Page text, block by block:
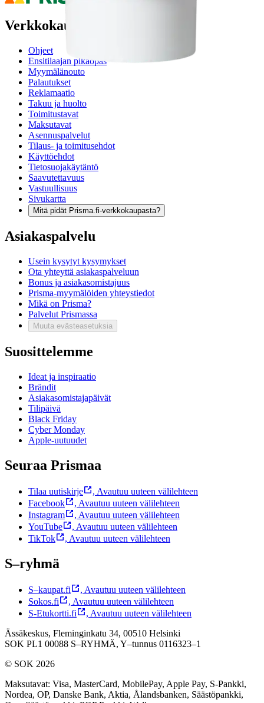
Verkkokauppa
Ohjeet
Ensitilaajan pikaopas
Myymälänouto
Palautukset
Reklamaatio
Takuu ja huolto
Toimitustavat
Maksutavat
Asennuspalvelut
Tilaus- ja toimitusehdot
Käyttöehdot
Tietosuojakäytäntö
Saavutettavuus
Vastuullisuus
Sivukartta
Mitä pidät Prisma.fi-verkkokaupasta?
Asiakaspalvelu
Usein kysytyt kysymykset
Ota yhteyttä asiakaspalveluun
Bonus ja asiakasomistajuus
Prisma-myymälöiden yhteystiedot
Mikä on Prisma?
Palvelut Prismassa
Muuta evästeasetuksia
Suosittelemme
Ideat ja inspiraatio
Brändit
Asiakasomistajapäivät
Tilipäivä
Black Friday
Cyber Monday
Apple-uutuudet
Seuraa Prismaa
Tilaa uutiskirje , Avautuu uuteen välilehteen
Facebook
, Avautuu uuteen välilehteen
Instagram
, Avautuu uuteen välilehteen
YouTube
, Avautuu uuteen välilehteen
TikTok
, Avautuu uuteen välilehteen
S–ryhmä
S–kaupat.fi , Avautuu uuteen välilehteen
Sokos.fi
, Avautuu uuteen välilehteen
S-Etukortti.fi
, Avautuu uuteen välilehteen
Ässäkeskus, Fleminginkatu 34, 00510 Helsinki
SOK PL1 00088 S–RYHMÄ, Y–tunnus 0116323–1
© SOK 2026
Maksutavat: Visa, MasterCard, MobilePay, Apple Pay, S-Pankki,
Nordea, OP, Danske Bank, Aktia, Ålandsbanken, Säästöpankki,